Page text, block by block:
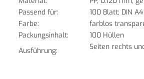
Passend für:
100 Blatt; DIN A4
Farbe:
farblos
Packungsinhalt:
100 Hüllen
Ausführung:
Seiten rechts